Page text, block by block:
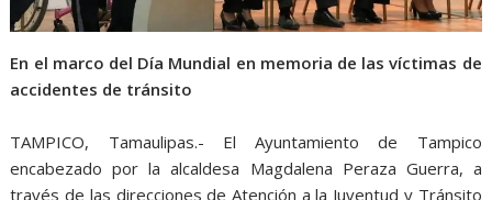
En el marco del Día Mundial en memoria de las víctimas de
accidentes de tránsito
TAMPICO, Tamaulipas.- El Ayuntamiento de Tampico
encabezado por la alcaldesa Magdalena Peraza Guerra, a
través de las direcciones de Atención a la Juventud y Tránsito